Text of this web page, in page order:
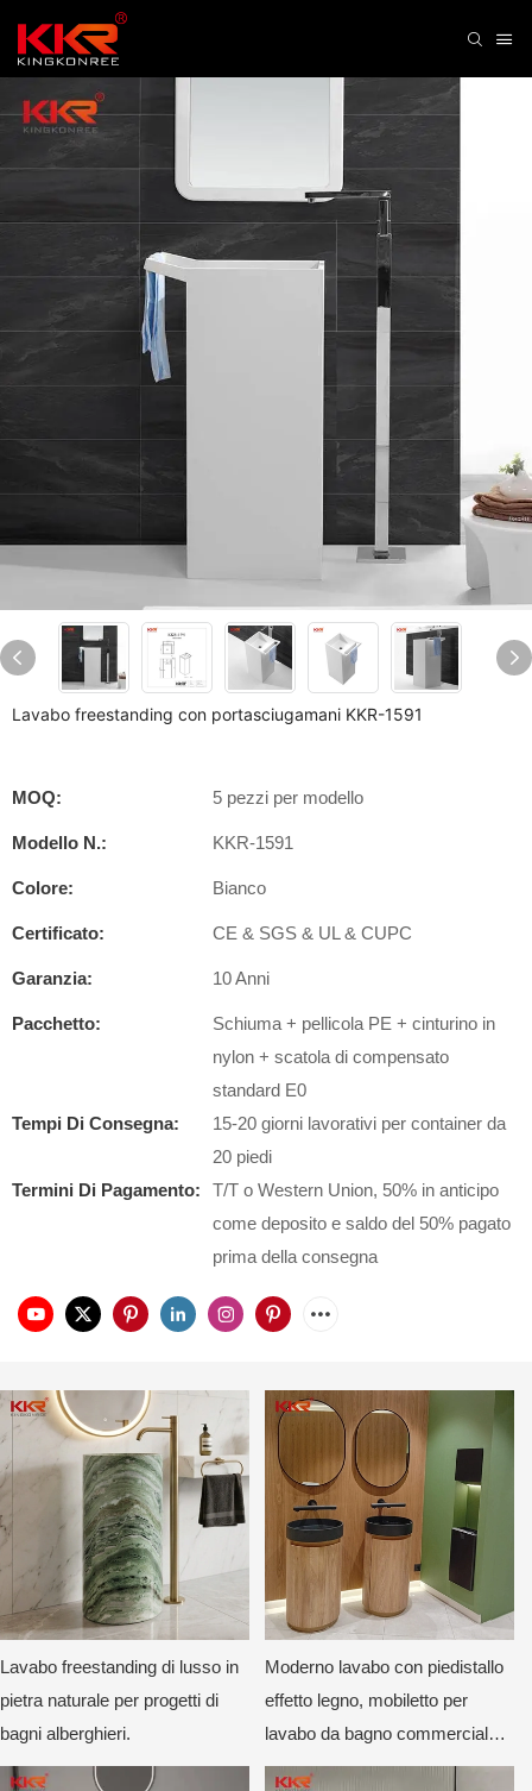
Lavabo freestanding con portasciugamani KKR-1591
MOQ: 5 pezzi per modello
Modello N.: KKR-1591
Colore: Bianco
Certificato: CE & SGS & UL & CUPC
Garanzia: 10 Anni
Pacchetto:
Schiuma + pellicola PE + cinturino in
nylon + scatola di compensato
standard E0
Tempi Di Consegna:
15-20 giorni lavorativi per container da
20 piedi
Termini Di Pagamento:
T/T o Western Union, 50% in anticipo
come deposito e saldo del 50% pagato
prima della consegna
Lavabo freestanding di lusso in
pietra naturale per progetti di
bagni alberghieri.
Moderno lavabo con piedistallo
effetto legno, mobiletto per
lavabo da bagno commerciale
in stile scandinavo